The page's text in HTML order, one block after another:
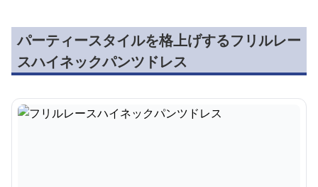
パーティースタイルを格上げするフリルレー
スハイネックパンツドレス